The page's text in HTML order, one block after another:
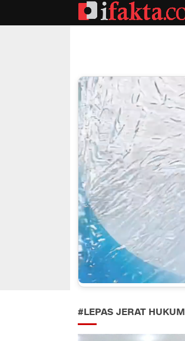
#LEPAS JERAT HUKUM